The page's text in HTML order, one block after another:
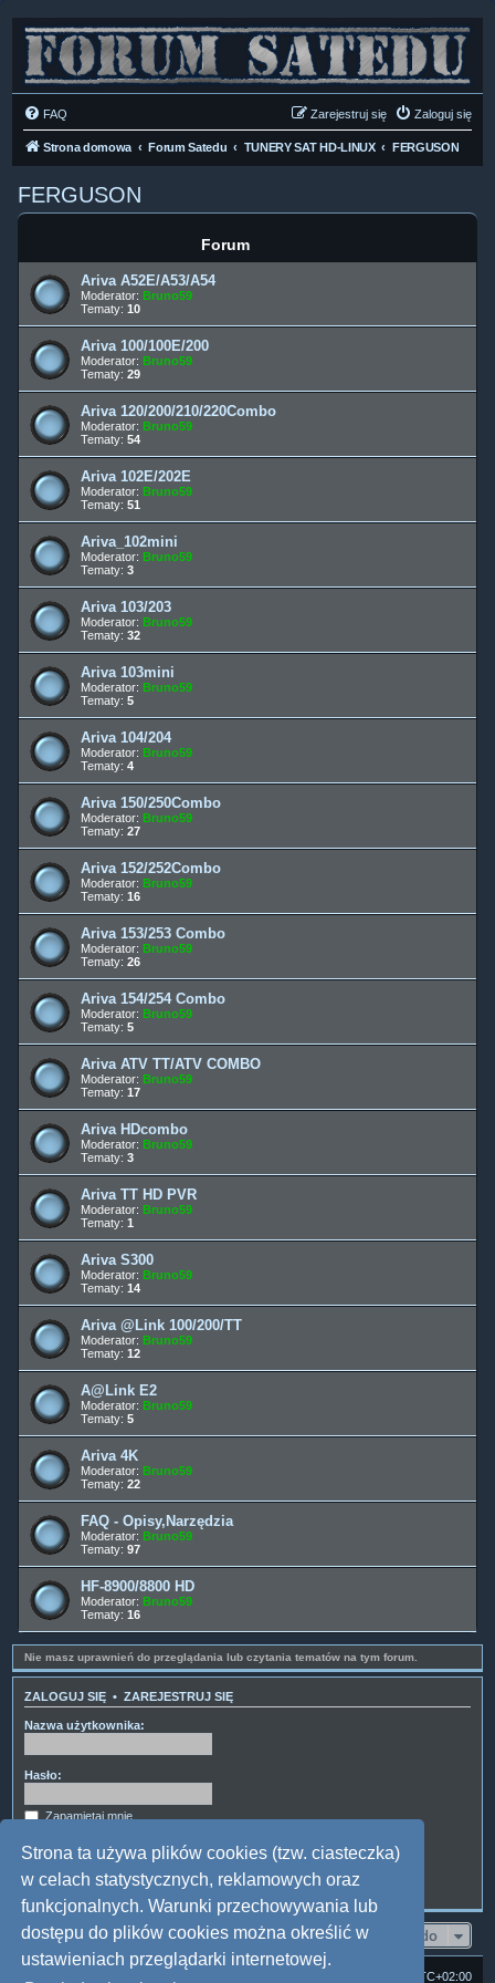
Strona ta używa plików cookies (tzw. ciasteczka)
w celach statystycznych, reklamowych oraz
funkcjonalnych. Warunki przechowywania lub
dostępu do plików cookies można określić w
ustawieniach przeglądarki internetowej.
FAQ Zaloguj się
Zarejestruj się
Strona domowa Forum Satedu TUNERY SAT HD-LINUX FERGUSON
FERGUSON
Forum
Ariva A52E/A53/A54
Moderator: Bruno59
Tematy: 10
Ariva 100/100E/200
Moderator: Bruno59
Tematy: 29
Ariva 120/200/210/220Combo
Moderator: Bruno59
Tematy: 54
Ariva 102E/202E
Moderator: Bruno59
Tematy: 51
Ariva_102mini
Moderator: Bruno59
Tematy: 3
Ariva 103/203
Moderator: Bruno59
Tematy: 32
Ariva 103mini
Moderator: Bruno59
Tematy: 5
Ariva 104/204
Moderator: Bruno59
Tematy: 4
Ariva 150/250Combo
Moderator: Bruno59
Tematy: 27
Ariva 152/252Combo
Moderator: Bruno59
Tematy: 16
Ariva 153/253 Combo
Moderator: Bruno59
Tematy: 26
Ariva 154/254 Combo
Moderator: Bruno59
Tematy: 5
Ariva ATV TT/ATV COMBO
Moderator: Bruno59
Tematy: 17
Ariva HDcombo
Moderator: Bruno59
Tematy: 3
Ariva TT HD PVR
Moderator: Bruno59
Tematy: 1
Ariva S300
Moderator: Bruno59
Tematy: 14
Ariva @Link 100/200/TT
Moderator: Bruno59
Tematy: 12
A@Link E2
Moderator: Bruno59
Tematy: 5
Ariva 4K
Moderator: Bruno59
Tematy: 22
FAQ - Opisy,Narzędzia
Moderator: Bruno59
Tematy: 97
HF-8900/8800 HD
Moderator: Bruno59
Tematy: 16
Nie masz uprawnień do przeglądania lub czytania tematów na tym forum.
ZALOGUJ SIĘ • ZAREJESTRUJ SIĘ
Nazwa użytkownika:
Hasło:
Zapamiętaj mnie
Przejdź do
UTC+02:00